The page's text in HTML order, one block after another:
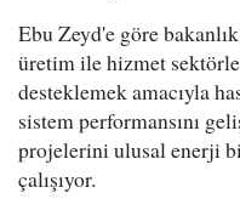
Ebu Zeyd'e göre
üretim ile hizmet
desteklemek amacıyla
sistem performansını
projelerini ulusal enerji
çalışıyor.